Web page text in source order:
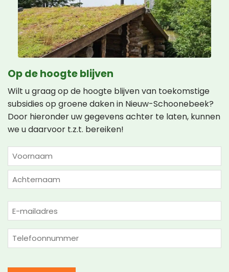
Op de hoogte blijven
Wilt u graag op de hoogte blijven van toekomstige
subsidies op groene daken in Nieuw-Schoonebeek?
Door hieronder uw gegevens achter te laten, kunnen
we u daarvoor t.z.t. bereiken!
NAAM
(VEREIST)
Voornaam
E-
mailadres
(Vereist)
Telefoon
(Vereist)